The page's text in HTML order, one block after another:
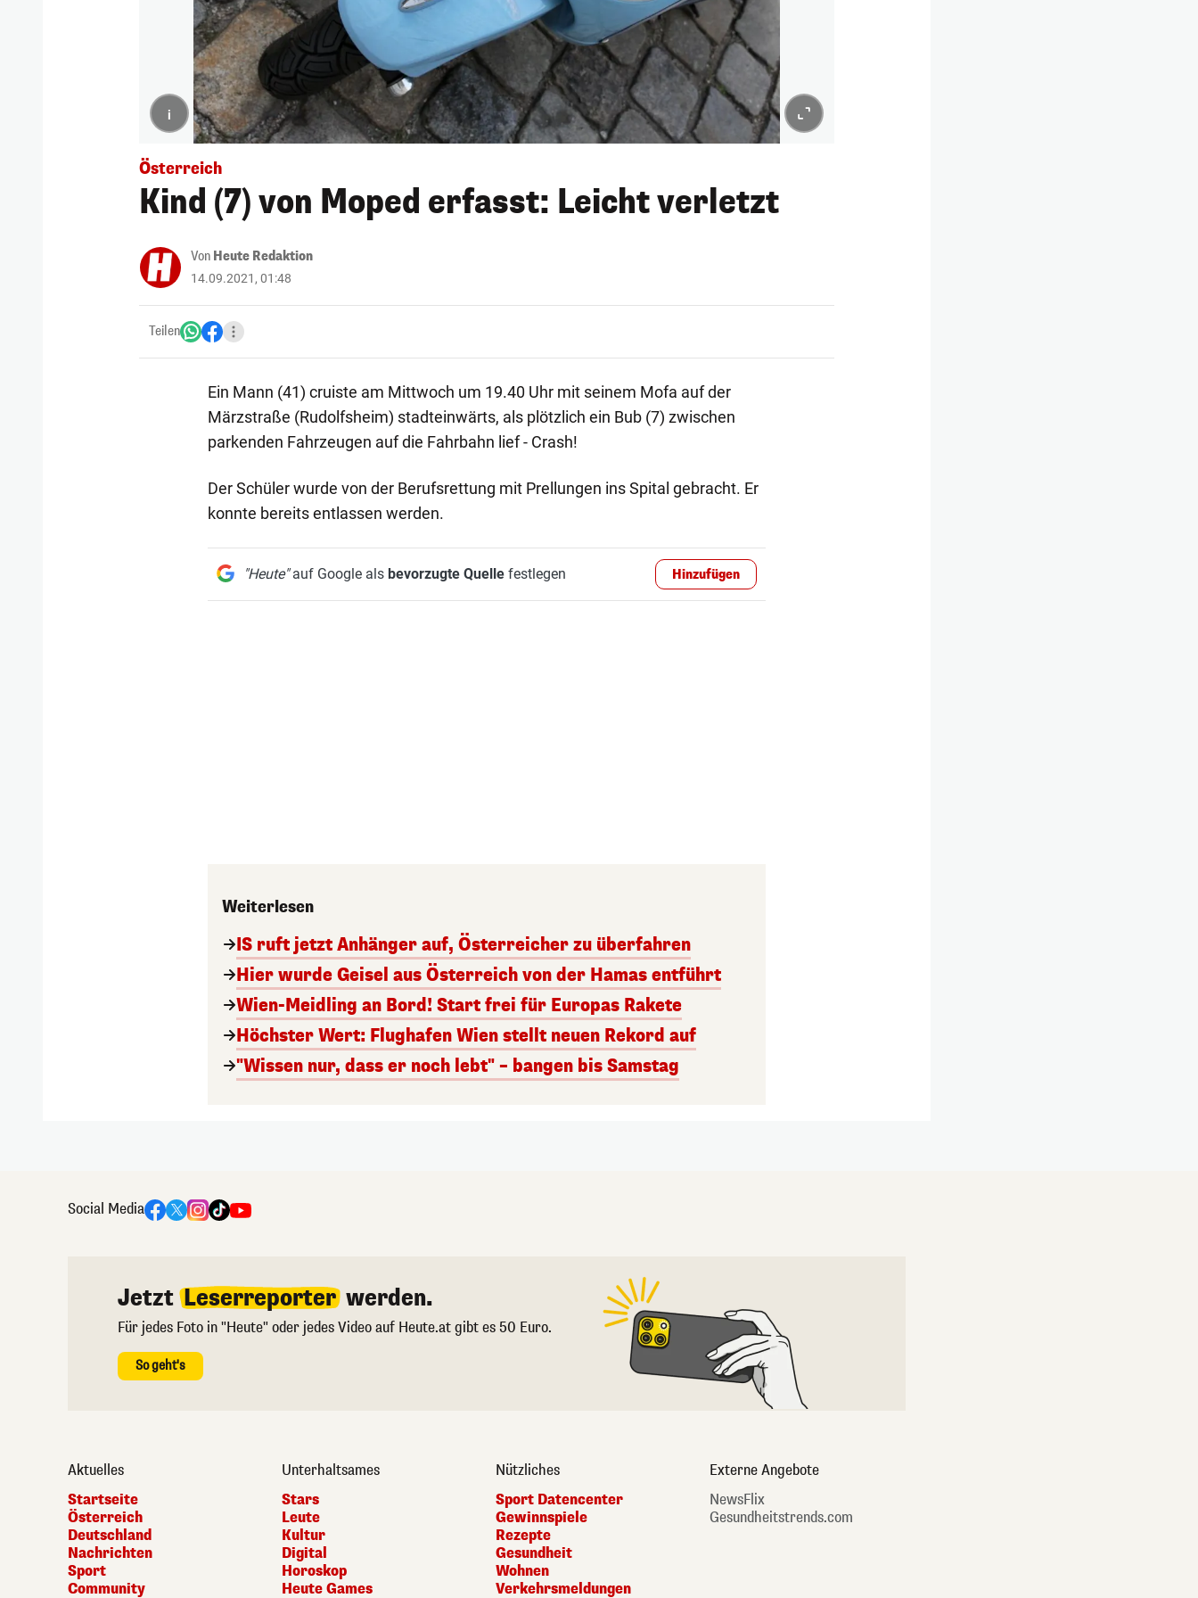
i
Österreich
Kind (7) von Moped erfasst: Leicht verletzt
Von Heute Redaktion
14.09.2021, 01:48
Teilen
Ein Mann (41) cruiste am Mittwoch um 19.40 Uhr mit seinem Mofa auf der
Märzstraße (Rudolfsheim) stadteinwärts, als plötzlich ein Bub (7) zwischen
parkenden Fahrzeugen auf die Fahrbahn lief - Crash!
Der Schüler wurde von der Berufsrettung mit Prellungen ins Spital gebracht. Er
konnte bereits entlassen werden.
"Heute"auf Google als bevorzugte Quellefestlegen Hinzufügen
Weiterlesen
IS ruft jetzt Anhänger auf, Österreicher zu überfahren
Hier wurde Geisel aus Österreich von der Hamas entführt
Wien-Meidling an Bord! Start frei für Europas Rakete
Höchster Wert: Flughafen Wien stellt neuen Rekord auf
"Wissen nur, dass er noch lebt" – bangen bis Samstag
Social Media
Jetzt Leserreporter werden.
Für jedes Foto in "Heute" oder jedes Video auf Heute.at gibt es 50 Euro.
So geht's
Aktuelles
Startseite
Österreich
Deutschland
Nachrichten
Sport
Community
Unterhaltsames
Stars
Leute
Kultur
Digital
Horoskop
Heute Games
Nützliches
Sport Datencenter
Gewinnspiele
Rezepte
Gesundheit
Wohnen
Verkehrsmeldungen
Externe Angebote
NewsFlix
Gesundheitstrends.com